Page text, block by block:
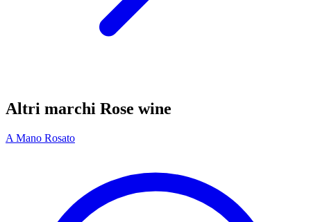
Altri marchi Rose wine
A Mano Rosato